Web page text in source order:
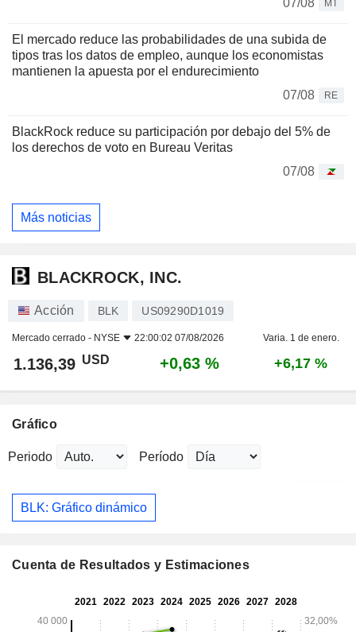
07/08
MT
El mercado reduce las probabilidades de una subida de
tipos tras los datos de empleo, aunque los economistas
mantienen la apuesta por el endurecimiento
07/08
RE
BlackRock reduce su participación por debajo del 5% de
los derechos de voto en Bureau Veritas
07/08
Más noticias
BLACKROCK, INC.
Acción BLK US09290D1019
Mercado cerrado - NYSE 22:00:02 07/08/2026 Varia. 1 de enero.
1.136,39 USD +0,63 % +6,17 %
Gráfico
Periodo Período
BLK: Gráfico dinámico
Cuenta de Resultados y Estimaciones